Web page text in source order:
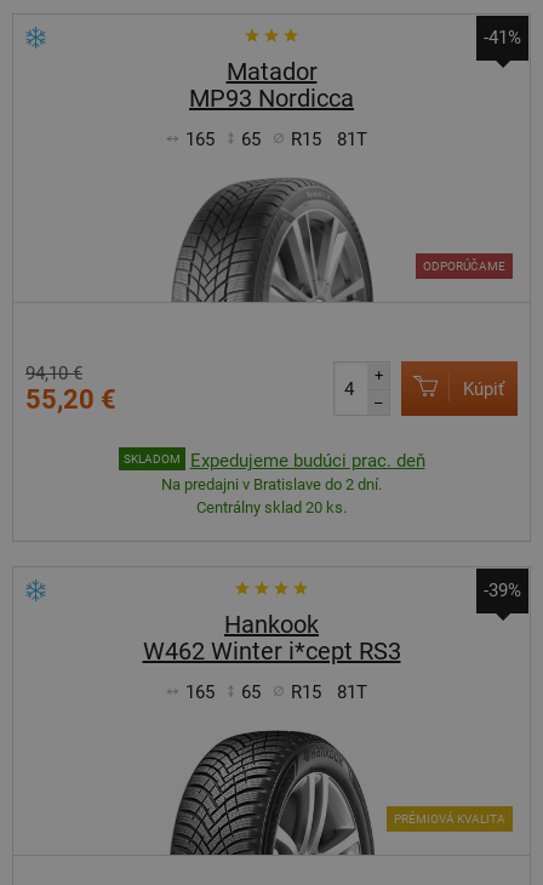
-41%
Matador
MP93 Nordicca
165 65 R15 81T
ODPORÚČAME
94,10 €
55,20 €
+
–
Kúpiť
SKLADOM Expedujeme budúci prac. deň
Na predajni v Bratislave do 2 dní.
Centrálny sklad 20 ks.
-39%
Hankook
W462 Winter i*cept RS3
165 65 R15 81T
PRÉMIOVÁ KVALITA